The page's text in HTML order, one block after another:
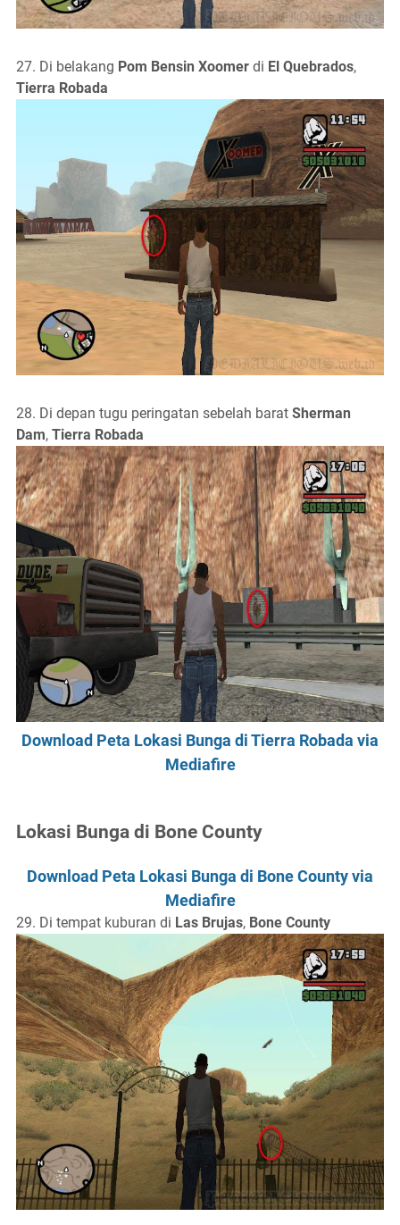
27. Di belakang Pom Bensin Xoomer di El Quebrados,
Tierra Robada
28. Di depan tugu peringatan sebelah barat Sherman
Dam, Tierra Robada
Download Peta Lokasi Bunga di Tierra Robada via
Mediafire
Lokasi Bunga di Bone County
Download Peta Lokasi Bunga di Bone County via
Mediafire
29. Di tempat kuburan di Las Brujas, Bone County